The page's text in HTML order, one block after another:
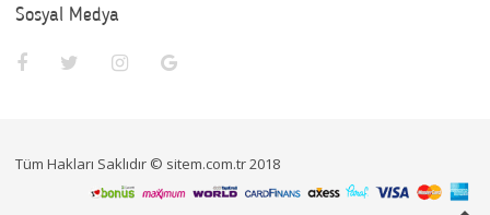
Sosyal Medya
Tüm Hakları Saklıdır © sitem.com.tr 2018